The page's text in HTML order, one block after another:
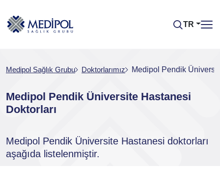
TR
Medipol Sağlık Grubu Doktorlarımız Medipol Pendik
Medipol Pendik Üniversite Hastanesi
Doktorları
Medipol Pendik Üniversite Hastanesi doktorları
aşağıda listelenmiştir.